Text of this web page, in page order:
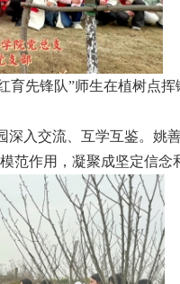
育先锋队”师生在植树点
入交流、互学互鉴。姚
范作用，凝聚成坚定信念